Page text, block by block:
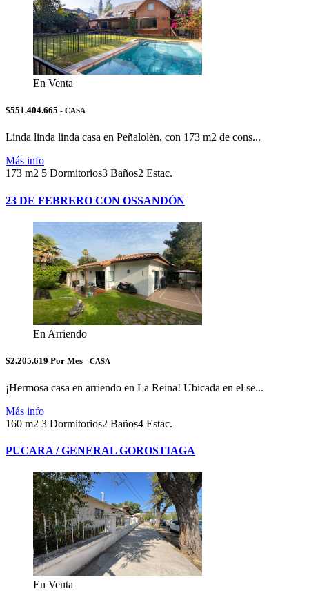
En Venta
$551.404.665 - CASA
Linda linda linda casa en Peñalolén, con 173 m2 de cons...
Más info
173 m2 5 Dormitorios3 Baños2 Estac.
23 DE FEBRERO CON OSSANDÓN
En Arriendo
$2.205.619 Por Mes - CASA
¡Hermosa casa en arriendo en La Reina! Ubicada en el se...
Más info
160 m2 3 Dormitorios2 Baños4 Estac.
PUCARA / GENERAL GOROSTIAGA
En Venta